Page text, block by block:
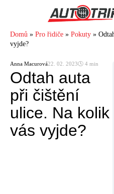
Domů » Pro řidiče » Pokuty »
vyjde?
Anna Macurová22. 02. 2023🕓 4 min
Odtah auta
při čištění
ulice. Na kolik
vás vyjde?